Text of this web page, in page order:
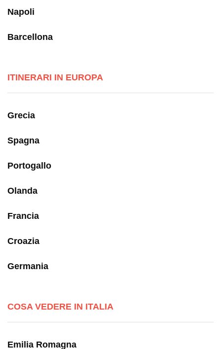
Napoli
Barcellona
ITINERARI IN EUROPA
Grecia
Spagna
Portogallo
Olanda
Francia
Croazia
Germania
COSA VEDERE IN ITALIA
Emilia Romagna